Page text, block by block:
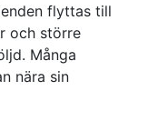
flyttas till
och större
Många
nära sin